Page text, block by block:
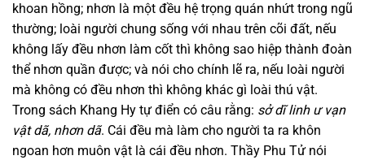
khoan hồng; nhơn là một đều hệ trọng quán nhứt trong ngũ
thường; loài người chung sống với nhau trên cõi đất, nếu
không lấy đều nhơn làm cốt thì không sao hiệp thành đoàn
thể nhơn quần được; và nói cho chính lẽ ra, nếu loài người
mà không có đều nhơn thì không khác gì loài thú vật.
Trong sách Khang Hy tự điển có câu rằng: sở dĩ linh ư vạn
vật dã, nhơn dã. Cái đều mà làm cho người ta ra khôn
ngoan hơn muôn vật là cái đều nhơn. Thầy Phu Tử nói